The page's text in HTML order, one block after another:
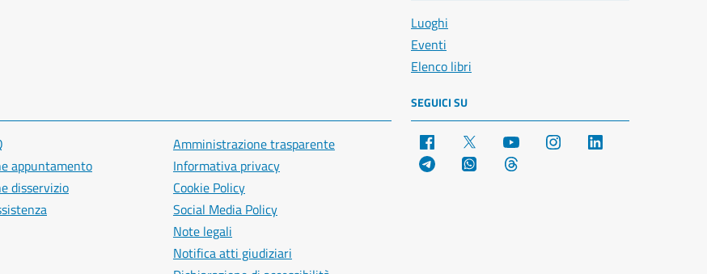
Luoghi
Eventi
Elenco libri
appuntamento
disservizio
Amministrazione trasparente
Informativa privacy
Cookie Policy
Social Media Policy
Note legali
Notifica atti giudiziari
SEGUICI SU
Facebook YouTube Instagram
Telegram WhatsApp